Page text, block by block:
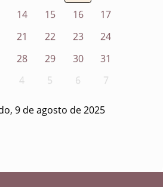
14 15 16
17
21 22 23
24
28 29 30
31
4 5 6 7
9 de agosto de 2025